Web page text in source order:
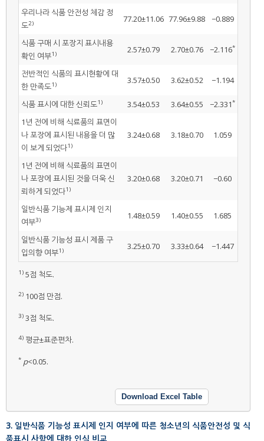
우리나라 식품 안전성 체감 정
도2) 77.20±11.06 77.96±9.88 −0.889
식품 구매 시 포장지 표시내용
확인 여부1) 2.57±0.79 2.70±0.76 −2.116*
전반적인 식품의 표시현황에 대
한 만족도1) 3.57±0.50 3.62±0.52 −1.194
식품 표시에 대한 신뢰도1) 3.54±0.53 3.64±0.55 −2.331*
1년 전에 비해 식료품의 표면이
나 포장에 표시된 내용을 더 많
이 보게 되었다1)
3.24±0.68 3.18±0.70 1.059
1년 전에 비해 식료품의 표면이
나 포장에 표시된 것을 더욱 신
뢰하게 되었다1)
3.20±0.68 3.20±0.71 −0.60
일반식품 기능제 표시제 인지
여부3) 1.48±0.59 1.40±0.55 1.685
일반식품 기능성 표시 제품 구
입의향 여부1) 3.25±0.70 3.33±0.64 −1.447
1) 5점 척도.
2) 100점 만점.
3) 3점 척도.
4) 평균±표준편차.
* p<0.05.
Download Excel Table
3. 일반식품 기능성 표시제 인지 여부에 따른 청소년의 식품안전성 및 식
품표시 사항에 대한 인식 비교